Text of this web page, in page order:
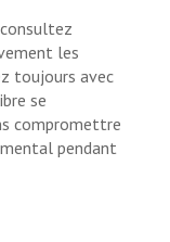
les
toujours avec
se
compromettre
pendant